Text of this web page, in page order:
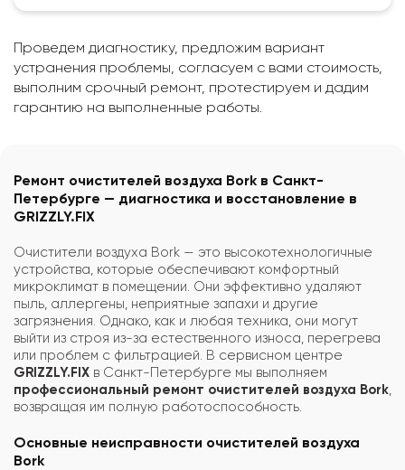
Проведем диагностику, предложим вариант
устранения проблемы, согласуем с вами стоимость,
выполним срочный ремонт, протестируем и дадим
гарантию на выполненные работы.
Ремонт очистителей воздуха Bork в Санкт-
Петербурге — диагностика и восстановление в
GRIZZLY.FIX
Очистители воздуха Bork — это высокотехнологичные
устройства, которые обеспечивают комфортный
микроклимат в помещении. Они эффективно удаляют
пыль, аллергены, неприятные запахи и другие
загрязнения. Однако, как и любая техника, они могут
выйти из строя из-за естественного износа, перегрева
или проблем с фильтрацией. В сервисном центре
GRIZZLY.FIX в Санкт-Петербурге мы выполняем
профессиональный ремонт очистителей воздуха Bork
возвращая им полную работоспособность.
Основные неисправности очистителей воздуха
Bork